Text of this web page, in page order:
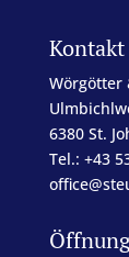
Kontakt
Wörgötter
6380 St.
Tel.: +43